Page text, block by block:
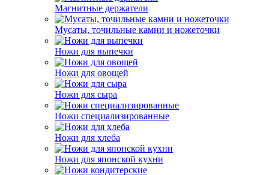
Магнитные держатели
Мусаты, точильные камни и ножеточки
Ножи для выпечки
Ножи для овощей
Ножи для сыра
Ножи специализированные
Ножи для хлеба
Ножи для японской кухни